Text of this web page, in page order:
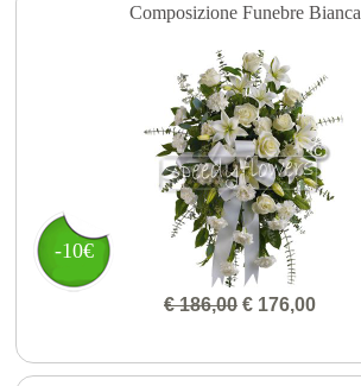
Composizione Funebre Bianca
-10€
€ 186,00 € 176,00